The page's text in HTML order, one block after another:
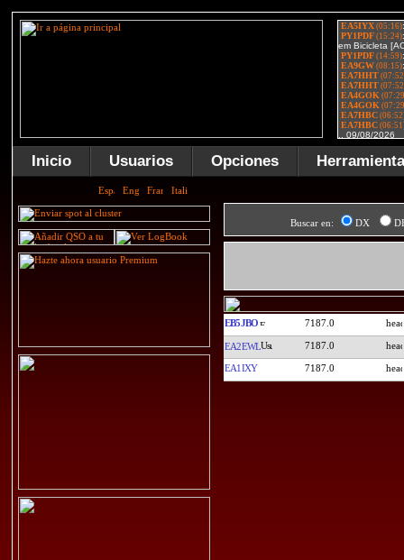
Inicio Usuarios Opciones
Buscar en: DX
EB5JBO 7187.0
EA2EWL 7187.0
EA1IXY 7187.0